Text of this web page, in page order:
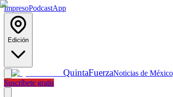
ImpresoPodcastApp
Edición
QuintaFuerzaNoticias de
Suscríbete gratis